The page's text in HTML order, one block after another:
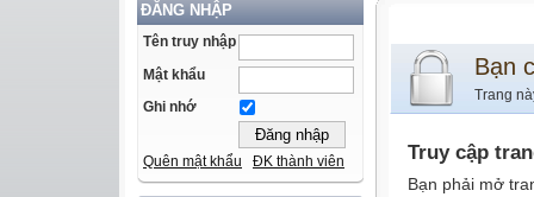
ĐĂNG NHẬP
Tên truy nhập
Mật khẩu
Ghi nhớ
Quên mật khẩu ĐK thành viên
Bạn
Trang
Truy cập
Bạn phải mở